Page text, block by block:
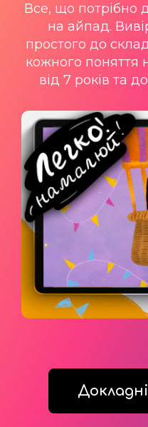
Все, що потрібно
на айпад.
простого до
кожного поняття
від 7 років та